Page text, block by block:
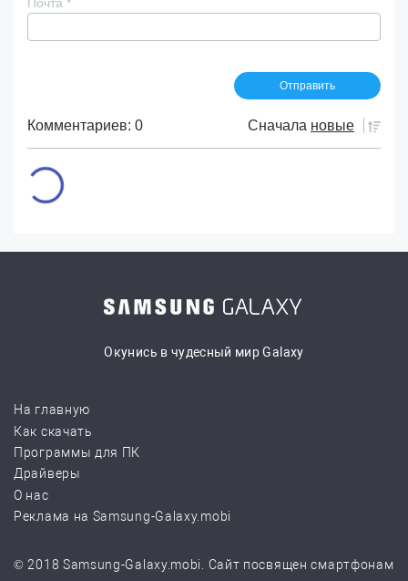
Почта *
Комментариев: 0 Сначала новые
Окунись в чудесный мир Galaxy
На главную
Как скачать
Программы для ПК
Драйверы
О нас
Реклама на Samsung-Galaxy.mobi
© 2018 Samsung-Galaxy.mobi. Сайт посвящен смартфонам